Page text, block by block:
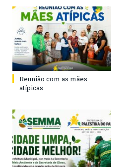
Reunião com as mães
atípicas